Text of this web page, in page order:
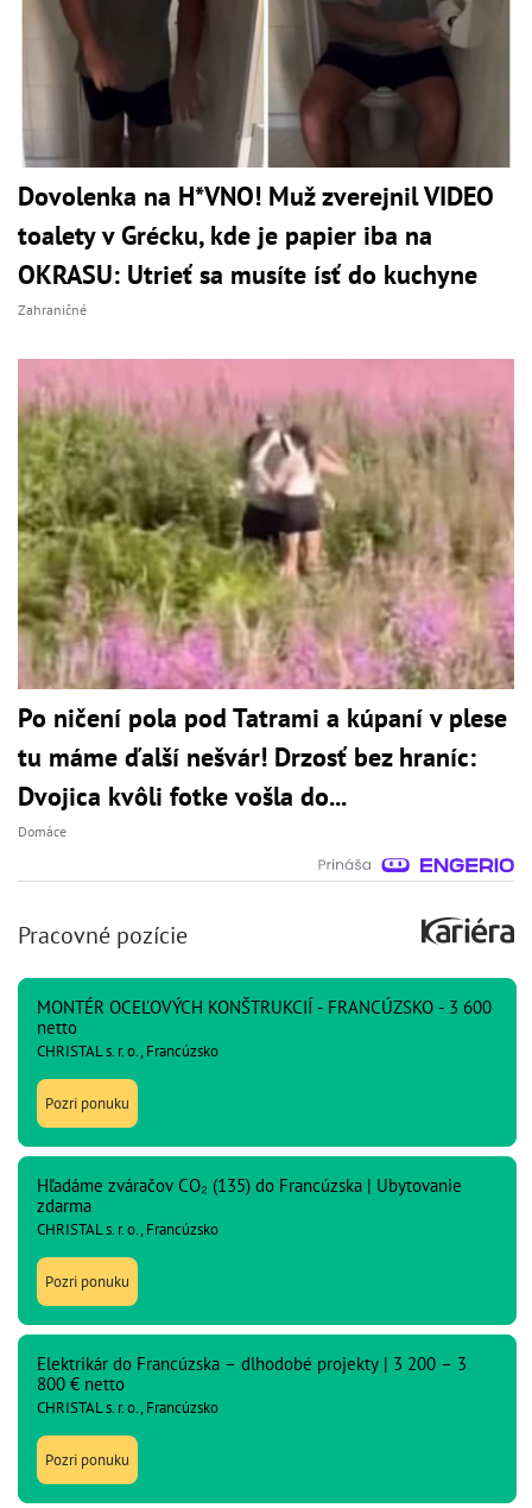
Dovolenka na H*VNO! Muž zverejnil VIDEO
toalety v Grécku, kde je papier iba na
OKRASU: Utrieť sa musíte ísť do kuchyne
Zahraničné
Po ničení pola pod Tatrami a kúpaní v plese
tu máme ďalší nešvár! Drzosť bez hraníc:
Dvojica kvôli fotke vošla do...
Domáce
Pracovné pozície
MONTÉR OCEĽOVÝCH KONŠTRUKCIÍ - FRANCÚZSKO - 3 600
netto
CHRISTAL s. r. o., Francúzsko
Pozri ponuku
Hľadáme zváračov CO₂ (135) do Francúzska | Ubytovanie
zdarma
CHRISTAL s. r. o., Francúzsko
Pozri ponuku
Elektrikár do Francúzska – dlhodobé projekty | 3 200 – 3
800 € netto
CHRISTAL s. r. o., Francúzsko
Pozri ponuku